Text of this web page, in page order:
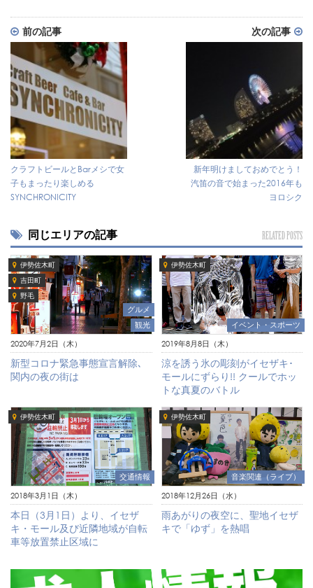
前の記事
クラフトビールとBarメシで女
子もまったり楽しめる
SYNCHRONICITY
次の記事
新年明けましておめでとう！
汽笛の音で始まった2016年も
ヨロシク
同じエリアの記事 RELATED POSTS
伊勢佐木町
吉田町
野毛
グルメ
観光
2020年7月2日（木）
新型コロナ緊急事態宣言解除､
関内の夜の街は
伊勢佐木町
イベント・スポーツ
2019年8月8日（木）
涼を誘う氷の彫刻がイセザキ･
モールにずらり!! クールでホッ
トな真夏のバトル
伊勢佐木町
交通情報
2018年3月1日（木）
本日（3月1日）より、イセザ
キ・モール及び近隣地域が自転
車等放置禁止区域に
伊勢佐木町
音楽関連（ライブ）
2018年12月26日（水）
雨あがりの夜空に、聖地イセザ
キで「ゆず」を熱唱